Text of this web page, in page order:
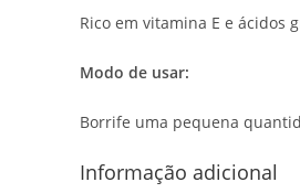
Rico em vitamina E e ácidos
Modo de usar:
Borrife uma pequena
Informação adicional